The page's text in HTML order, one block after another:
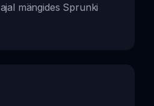
mängides Sprunki